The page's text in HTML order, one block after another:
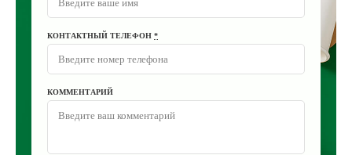
КОНТАКТНЫЙ ТЕЛЕФОН *
КОММЕНТАРИЙ